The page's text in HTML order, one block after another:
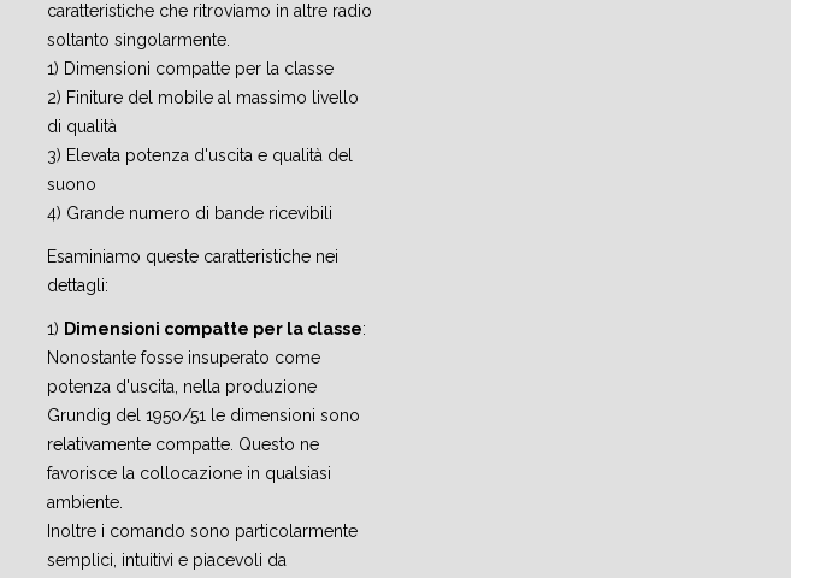
caratteristiche che ritroviamo in altre radio
soltanto singolarmente.
1) Dimensioni compatte per la classe
2) Finiture del mobile al massimo livello
di qualità
3) Elevata potenza d'uscita e qualità del
suono
4) Grande numero di bande ricevibili
Esaminiamo queste caratteristiche nei
dettagli:
1) Dimensioni compatte per la classe:
Nonostante fosse insuperato come
potenza d'uscita, nella produzione
Grundig del 1950/51 le dimensioni sono
relativamente compatte. Questo ne
favorisce la collocazione in qualsiasi
ambiente.
Inoltre i comando sono particolarmente
semplici, intuitivi e piacevoli da